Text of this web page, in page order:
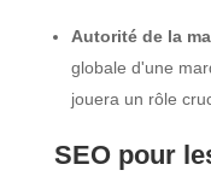
Autorité de la
globale d'une
jouera un rôle
SEO pour